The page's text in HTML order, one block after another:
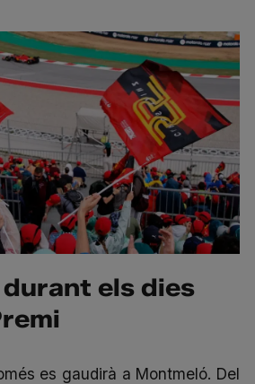
els dies
es gaudirà a Montmeló. Del